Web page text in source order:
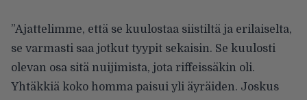
”Ajattelimme, että se kuulostaa siistiltä ja erilaiselta,
se varmasti saa jotkut tyypit sekaisin. Se kuulosti
olevan osa sitä nuijimista, jota riffeissäkin oli.
Yhtäkkiä koko homma paisui yli äyräiden. Joskus